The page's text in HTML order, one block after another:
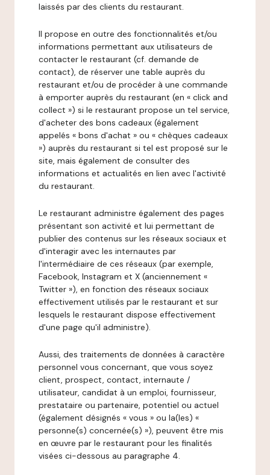
laissés par des clients du restaurant.
Il propose en outre des fonctionnalités et/ou
informations permettant aux utilisateurs de
contacter le restaurant (cf. demande de
contact), de réserver une table auprès du
restaurant et/ou de procéder à une commande
à emporter auprès du restaurant (en « click and
collect ») si le restaurant propose un tel service,
d'acheter des bons cadeaux (également
appelés « bons d'achat » ou « chèques cadeaux
») auprès du restaurant si tel est proposé sur le
site, mais également de consulter des
informations et actualités en lien avec l'activité
du restaurant.
Le restaurant administre également des pages
présentant son activité et lui permettant de
publier des contenus sur les réseaux sociaux et
d'interagir avec les internautes par
l'intermédiaire de ces réseaux (par exemple,
Facebook, Instagram et X (anciennement «
Twitter »), en fonction des réseaux sociaux
effectivement utilisés par le restaurant et sur
lesquels le restaurant dispose effectivement
d'une page qu'il administre).
Aussi, des traitements de données à caractère
personnel vous concernant, que vous soyez
client, prospect, contact, internaute /
utilisateur, candidat à un emploi, fournisseur,
prestataire ou partenaire, potentiel ou actuel
(également désignés « vous » ou la(les) «
personne(s) concernée(s) »), peuvent être mis
en œuvre par le restaurant pour les finalités
visées ci-dessous au paragraphe 4.